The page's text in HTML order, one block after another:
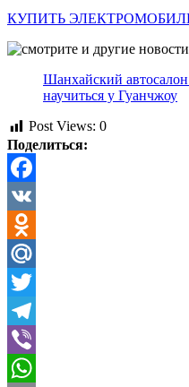
КУПИТЬ
Шанхайский
научиться у Гуанчжоу
Post Views: 0
Поделиться:
Facebook
VK
Odnoklassniki
Mail.Ru
Twitter
Telegram
Viber